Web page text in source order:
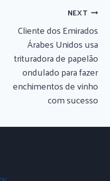
NEXT
Cliente dos Emirados
Árabes Unidos usa
trituradora de papelão
ondulado para fazer
enchimentos de vinho
com sucesso